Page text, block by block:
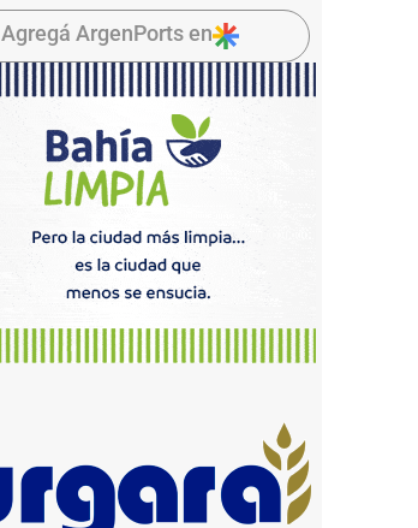
Agregá ArgenPorts en